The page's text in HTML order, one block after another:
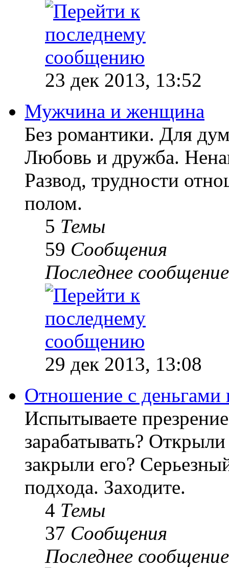
23 дек 2013, 13:52
Мужчина и женщина
Без романтики. Для
Любовь и дружба.
Развод, трудности
полом.
5 Темы
59 Сообщения
Последнее сообщение
29 дек 2013, 13:08
Отношение с деньгами
Испытываете
зарабатывать?
закрыли его?
подхода. Заходите.
4 Темы
37 Сообщения
Последнее сообщение